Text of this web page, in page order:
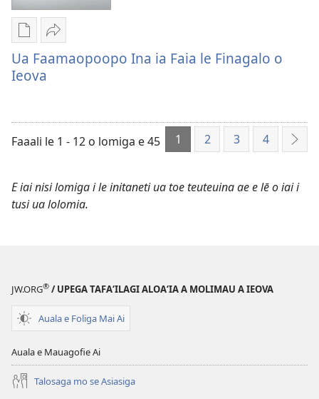
a
Ieova
i
le
Lalolagi
o
le
Lalolagi
Aoao
o
le
Vaega
e
kopi
lomiga
Ua
ia
Faia
Lafo
Atu
ia
Faia
o
Ieova
Ua Faamaopoopo Ina ia Faia le Finagalo o
Ieova
Faaali le 1 - 12 o lomiga e 45 1 2 3 4
E iai nisi lomiga i le initaneti ua toe teuteuina ae e lē o iai i
tusi ua lolomia.
JW.ORG® / UPEGA TAFA‘ILAGI ALOA‘IA A MOLIMAU A IEOVA
Auala e Foliga Mai Ai
Auala e Mauagofie Ai
Talosaga mo se Asiasiga